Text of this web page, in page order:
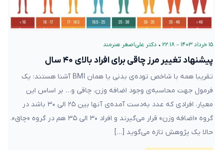
۱۵ خرداد ۱۴۰۳ – ۲۲:۱۸ • دکتر علی‌اصغر هنرمند
پیشنهاد تغییر مرز چاقی برای افراد بالای ۴۰ سال
تقریبا همه با شاخص توده‌ی بدنی یا همان BMI آشنا هستند: یک
فرمول جهت محاسبه‌ی وجود اضافه وزن، چاقی و… بر اساس این
معیار، افرادی که عدد به‌دست آمده‌ی آنها بین ۲۵ الی ۳۰ باشد در
گروه «اضافه وزن» قرار می‌گیرند و افراد ۳۰ الی ۳۵ هم در گروه «چاق».
حالا یک پژوهش تازه می‌گوید […]